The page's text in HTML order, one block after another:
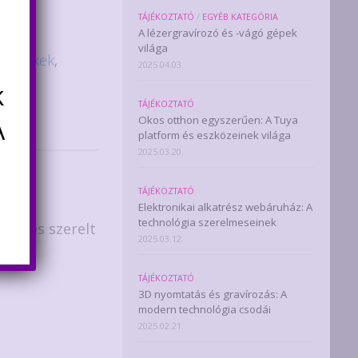
,
es szerelt
TÁJÉKOZTATÓ / EGYÉB KATEGÓRIA
A lézergravírozó és -vágó gépek
világa
2025.04.03.
TÁJÉKOZTATÓ
Okos otthon egyszerűen: A Tuya
platform és eszközeinek világa
2025.03.20.
TÁJÉKOZTATÓ
Elektronikai alkatrész webáruház: A
technológia szerelmeseinek
2025.03.12.
TÁJÉKOZTATÓ
3D nyomtatás és gravírozás: A
modern technológia csodái
2025.02.21.